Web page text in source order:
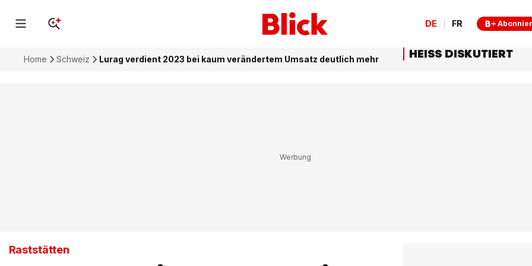
DE FR
Home Schweiz Lurag verdient 2023 bei kaum verändertem Umsatz deutlich mehr
Raststätten
HEISS DISKUTIERT